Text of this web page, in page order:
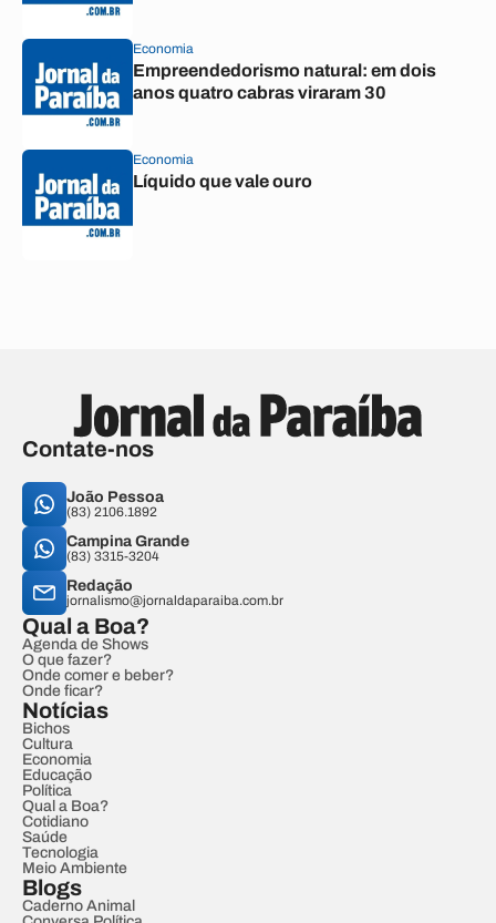
Economia
Empreendedorismo natural: em dois
anos quatro cabras viraram 30
Economia
Líquido que vale ouro
Contate-nos
João Pessoa
(83) 2106.1892
Campina Grande
(83) 3315-3204
Redação
jornalismo@jornaldaparaiba.com.br
Qual a Boa?
Agenda de Shows
O que fazer?
Onde comer e beber?
Onde ficar?
Notícias
Bichos
Cultura
Economia
Educação
Política
Qual a Boa?
Cotidiano
Saúde
Tecnologia
Meio Ambiente
Blogs
Caderno Animal